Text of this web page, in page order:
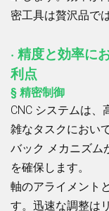
密工具は贅沢品で
· 精度と効率に
利点
§ 精密制御
CNC システムは
雑なタスクにおい
バック メカニズム
を確保します。
軸のアライメント
す。迅速な調整は